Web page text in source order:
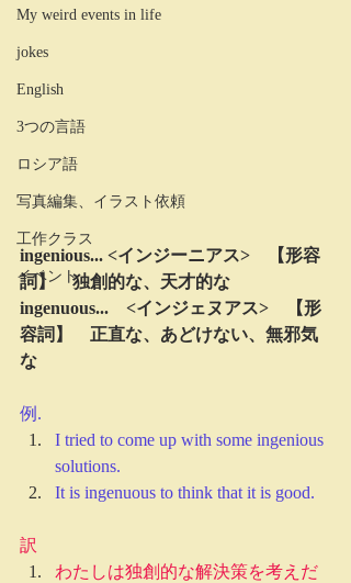
My weird events in life
jokes
English
3つの言語
ロシア語
写真編集、イラスト依頼
工作クラス
イベント
ingenious... <インジーニアス>　【形容
詞】　独創的な、天才的な
ingenuous...　<インジェヌアス>　【形
容詞】　正直な、あどけない、無邪気
な
例.
I tried to come up with some ingenious
solutions.
It is ingenuous to think that it is good.
訳
わたしは独創的な解決策を考えだ